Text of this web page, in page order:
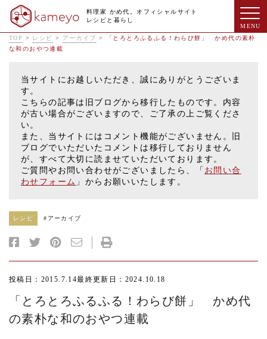
料理家 かめ代。オフィシャルサイト
レシピと暮らし
TOP > レシピ > アーカイブ >
「とろとろふるふる！わらび餅」 かめ代の素朴
な和のおやつ連載
当サイトにお越しいただき、誠にありがとうございま
す。
こちらの記事は旧ブログから移行したものです。内容
が古い場合がございますので、ご了承の上ご覧くださ
い。
また、当サイトにはコメント機能がございません。旧
ブログでいただいたコメントは移行しておりません
が、すべて大切に読ませていただいております。
ご質問やお問い合わせがございましたら、「 お問い合
わせフォーム 」からお願いいたします。
レシピ # アーカイブ
投稿日：2015.7.14最終更新日：2024.10.18
「とろとろふるふる！わらび餅」 かめ代
の素朴な和のおやつ連載